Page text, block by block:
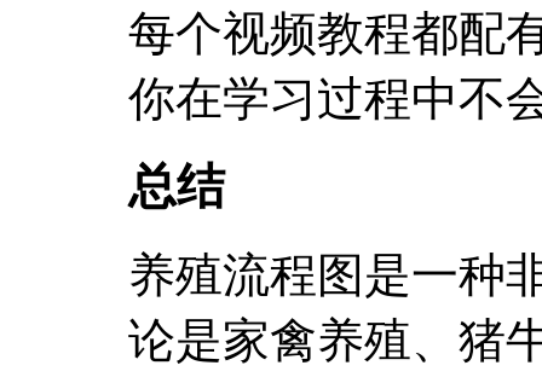
每个视频教程都配
你在学习过程中不
总结
养殖流程图是一种
论是家禽养殖、猪